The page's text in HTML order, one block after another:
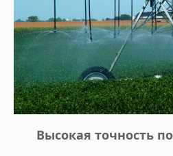
Высокая точность